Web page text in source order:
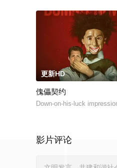
更新HD
傀儡契约
Down-on-his-luck
影片评论